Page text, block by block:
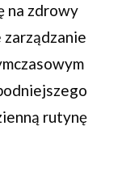
na zdrowy
rutynę